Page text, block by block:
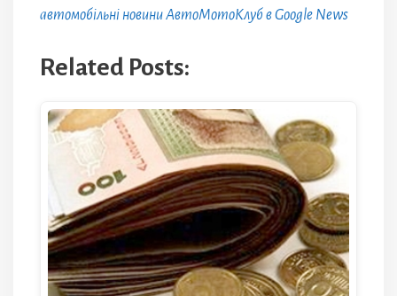
автомобільні новини АвтоМотоКлуб в Google News
Related Posts: